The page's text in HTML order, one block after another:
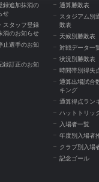
録追加抹消の
せ
スタッフ登録
消のお知らせ
止選手のお知
録訂正のお知
通算勝敗表
スタジアム別
敗表
天候別勝敗表
対戦データ一
状況別勝敗表
時間帯別得失
通算出場試合
キング
通算得点ラン
ハットトリッ
入場者一覧
年度別入場者
クラブ別入場
記念ゴール